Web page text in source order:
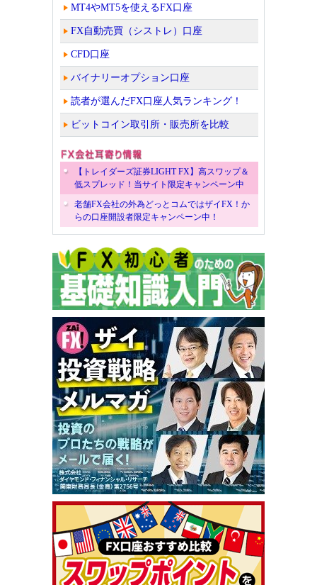
MT4やMT5を使えるFX口座
FX自動売買（シストレ）口座
CFD口座
バイナリーオプション口座
読者が選んだFX口座人気ランキング！
ビットコイン取引所・販売所を比較
【トレイダーズ証券LIGHT FX】高スワップ＆
低スプレッド！当サイト限定キャンペーン中
老舗FX会社の外為どっとコムではザイFX！か
らの口座開設者限定キャンペーン中！